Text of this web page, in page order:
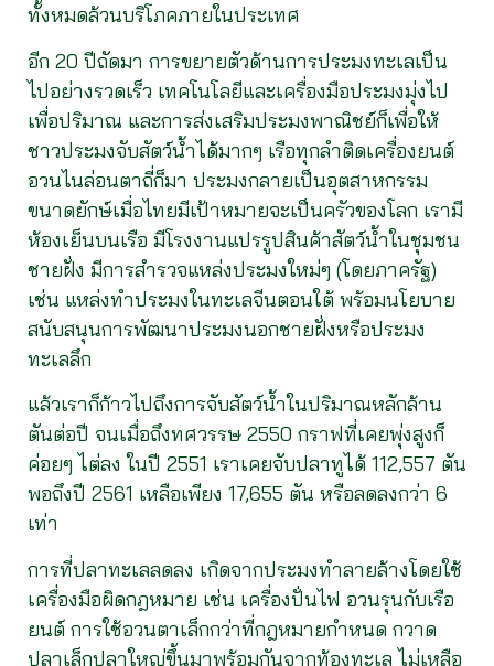
ทั้งหมดล้วนบริโภคภายในประเทศ
อีก 20 ปีถัดมา การขยายตัวด้านการประมงทะเลเป็น
ไปอย่างรวดเร็ว เทคโนโลยีและเครื่องมือประมงมุ่งไป
เพื่อปริมาณ และการส่งเสริมประมงพาณิชย์ก็เพื่อให้
ชาวประมงจับสัตว์น้ำได้มากๆ เรือทุกลำติดเครื่องยนต์
อวนไนล่อนตาถี่ก็มา ประมงกลายเป็นอุตสาหกรรม
ขนาดยักษ์เมื่อไทยมีเป้าหมายจะเป็นครัวของโลก เรามี
ห้องเย็นบนเรือ มีโรงงานแปรรูปสินค้าสัตว์น้ำในชุมชน
ชายฝั่ง มีการสำรวจแหล่งประมงใหม่ๆ (โดยภาครัฐ)
เช่น แหล่งทำประมงในทะเลจีนตอนใต้ พร้อมนโยบาย
สนับสนุนการพัฒนาประมงนอกชายฝั่งหรือประมง
ทะเลลึก
แล้วเราก็ก้าวไปถึงการจับสัตว์น้ำในปริมาณหลักล้าน
ตันต่อปี จนเมื่อถึงทศวรรษ 2550 กราฟที่เคยพุ่งสูงก็
ค่อยๆ ไต่ลง ในปี 2551 เราเคยจับปลาทูได้ 112,557 ตัน
พอถึงปี 2561 เหลือเพียง 17,655 ตัน หรือลดลงกว่า 6
เท่า
การที่ปลาทะเลลดลง เกิดจากประมงทำลายล้างโดยใช้
เครื่องมือผิดกฎหมาย เช่น เครื่องปั่นไฟ อวนรุนกับเรือ
ยนต์ การใช้อวนตาเล็กกว่าที่กฎหมายกำหนด กวาด
ปลาเล็กปลาใหญ่ขึ้นมาพร้อมกันจากท้องทะเล ไม่เหลือ